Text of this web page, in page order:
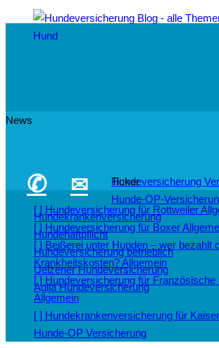
✆ ✉
Hundeversicherung
Hunde-OP-
Hundekrankenversicherung
Hundehaftpflicht
Hundeversicherung betrieblich
Uelzener Hundeversicherung
Agila Hundeversicherung
News
Ticker
[ ] Hundeversicherung für Rottweiler
[ ] Hundeversicherung für Boxer
[ ] Beißerei unter Hunden – wer bezahlt
Krankheitskosten?Allgemein
[ ] Hundeversicherung für Französische
Allgemein
[ ] Hundekrankenversicherung für
Hunde-OP Versicherung